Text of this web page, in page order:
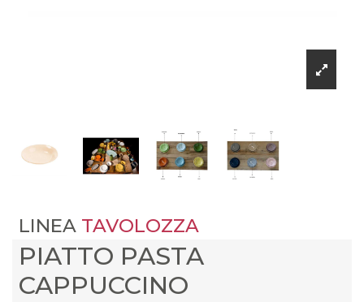
LINEA TAVOLOZZA
PIATTO PASTA
CAPPUCCINO